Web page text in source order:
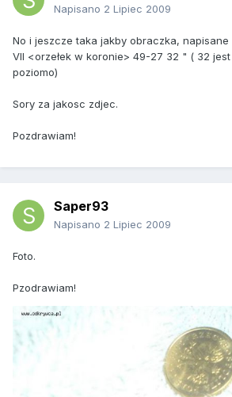
Napisano 2 Lipiec 2009
No i jeszcze taka jakby obraczka, napisane
VII <orzełek w koronie> 49-27 32 " ( 32
poziomo)
Sory za jakosc zdjec.
Pozdrawiam!
Saper93
Napisano 2 Lipiec 2009
Foto.
Pzodrawiam!